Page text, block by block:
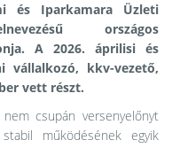
és Iparkamara Üzleti
országos
A 2026. áprilisi és
vállalkozó, kkv-vezető,
vett részt.
csupán versenyelőnyt
működésének egyik